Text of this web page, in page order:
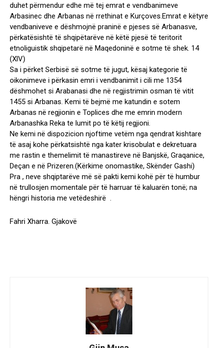
duhet përmendur edhe më tej emrat e vendbanimeve
Arbasinec dhe Arbanas në rrethinat e Kurçoves.Emrat e këtyre
vendbaniveve e dëshmojnë praninë e pjeses së Arbanasve,
përkatësishtë të shqipëtarëve në këtë pjesë të teritorit
etnoliguistik shqipetarë në Maqedoninë e sotme të shek. 14
(XlV)
Sa i përket Serbisë së sotme të jugut, kësaj kategorie të
oikonimeve i përkasin emri i vendbanimit i cili me 1354
dëshmohet si Arabanasi dhe në regjistrimin osman të vitit
1455 si Arbanas. Kemi të bejmë me katundin e sotem
Arbanas në regjionin e Toplices dhe me emrin modern
Arbanashka Reka te lumit po të këtij regjioni.
Ne kemi në dispozicion njoftime vetëm nga qendrat kishtare
të asaj kohe përkatsishtë nga kater krisobulat e dekretuara
me rastin e themelimit të manastireve në Banjskë, Graqanice,
Deçan e në Prizeren.(Kërkime onomastike, Skënder Gashi)
Pra , neve shqiptarëve më së pakti kemi kohë për të humbur
në trullosjen momentale për të harruar të kaluarën tonë; na
hëngri historia me vetëdeshirë .
Fahri Xharra. Gjakovë